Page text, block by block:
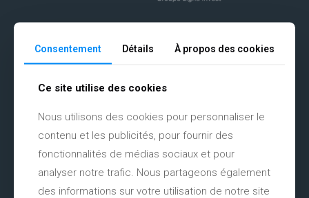
Vente exclusivement aux professionnels.
Consentement Détails À propos des cookies
Ce site utilise des cookies
Nous utilisons des cookies pour personnaliser le
contenu et les publicités, pour fournir des
fonctionnalités de médias sociaux et pour
analyser notre trafic. Nous partageons également
des informations sur votre utilisation de notre site